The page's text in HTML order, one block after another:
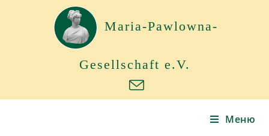
Maria-Pawlowna-
Gesellschaft e.V.
Меню